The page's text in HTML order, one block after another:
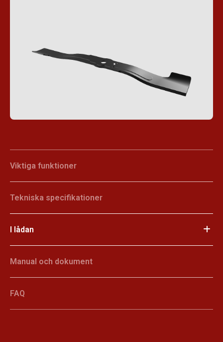
Viktiga funktioner
Tekniska specifikationer
I lådan
Manual och dokument
FAQ